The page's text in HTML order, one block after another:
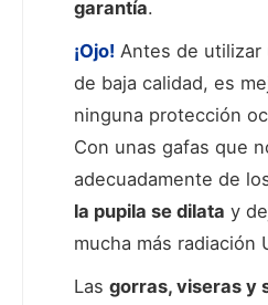
garantía.
¡Ojo! Antes de utilizar
de baja calidad, es
ninguna protección
Con unas gafas que
adecuadamente de
la pupila se dilata y
mucha más radiación
Las gorras, viseras y